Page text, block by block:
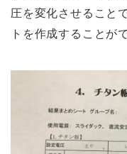
圧を変化させること
トを作成することが